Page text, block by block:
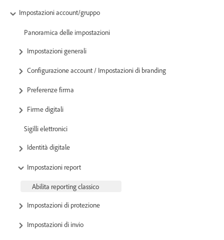
Impostazioni account/gruppo
Panoramica delle impostazioni
Impostazioni generali
Configurazione account / Impostazioni di branding
Preferenze firma
Firme digitali
Sigilli elettronici
Identità digitale
Impostazioni report
Abilita reporting classico
Impostazioni di protezione
Impostazioni di invio